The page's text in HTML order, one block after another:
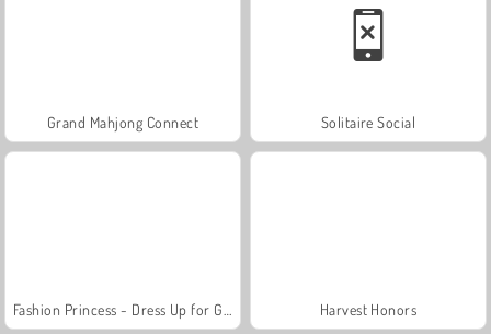
Grand Mahjong Connect Solitaire Social
Harvest Honors